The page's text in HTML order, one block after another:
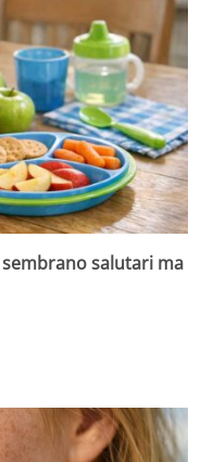
salutari ma